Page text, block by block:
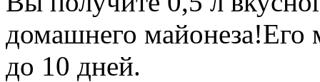
домашнего майонеза!Его
до 10 дней.